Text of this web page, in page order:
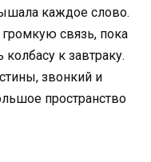
каждое слово.
связь, пока
к завтраку.
звонкий и
пространство